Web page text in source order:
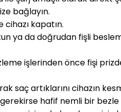
bağlayın.
kapatın.
ya da doğrudan fişli
işlerinden önce fişi
saç artıklarını cihazın
hafif nemli bir